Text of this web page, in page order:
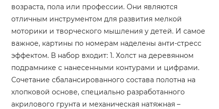
возраста, пола или профессии. Они являются
отличным инструментом для развития мелкой
моторики и творческого мышления у детей. И самое
важное, картины по номерам наделены анти-стресс
эффектом. В набор входит: 1. Холст на деревянном
подрамнике с нанесенными контурами и цифрами.
Сочетание сбалансированного состава полотна на
хлопковой основе, специально разработанного
акрилового грунта и механическая натяжная –